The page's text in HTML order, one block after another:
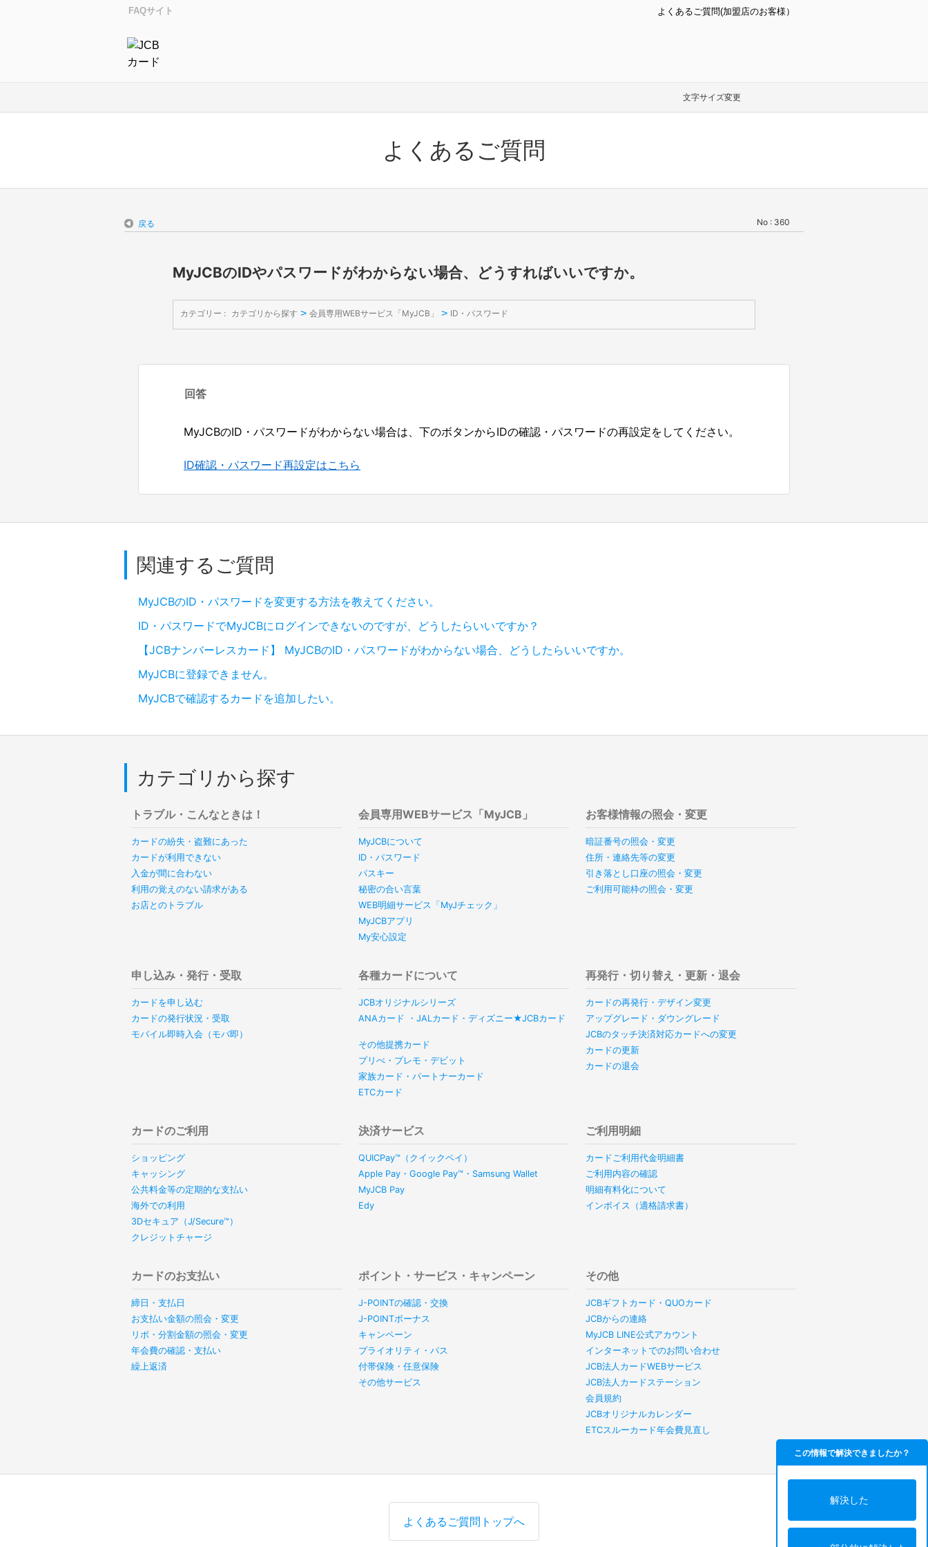
FAQサイト よくあるご質問(加盟店のお客様）
文字サイズ変更
よくあるご質問
戻る No : 360
MyJCBのIDやパスワードがわからない場合、どうすればいいですか。
カテゴリー : カテゴリから探す > 会員専用WEBサービス「MyJCB」 > ID・パスワード
回答
MyJCBのID・パスワードがわからない場合は、下のボタンからIDの確認・パスワードの再設定をしてください。
ID確認・パスワード再設定はこちら
関連するご質問
MyJCBのID・パスワードを変更する方法を教えてください。
ID・パスワードでMyJCBにログインできないのですが、どうしたらいいですか？
【JCBナンバーレスカード】 MyJCBのID・パスワードがわからない場合、どうしたらいいですか。
MyJCBに登録できません。
MyJCBで確認するカードを追加したい。
カテゴリから探す
トラブル・こんなときは！
カードの紛失・盗難にあった
カードが利用できない
入金が間に合わない
利用の覚えのない請求がある
お店とのトラブル
会員専用WEBサービス「MyJCB」
MyJCBについて
ID・パスワード
パスキー
秘密の合い言葉
WEB明細サービス「MyJチェック」
MyJCBアプリ
My安心設定
お客様情報の照会・変更
暗証番号の照会・変更
住所・連絡先等の変更
引き落とし口座の照会・変更
ご利用可能枠の照会・変更
申し込み・発行・受取
カードを申し込む
カードの発行状況・受取
モバイル即時入会（モバ即）
各種カードについて
JCBオリジナルシリーズ
ANAカード ・JALカード・ディズニー★JCBカード
その他提携カード
プリぺ・プレモ・デビット
家族カード・パートナーカード
ETCカード
再発行・切り替え・更新・退会
カードの再発行・デザイン変更
アップグレード・ダウングレード
JCBのタッチ決済対応カードへの変更
カードの更新
カードの退会
カードのご利用
ショッピング
キャッシング
公共料金等の定期的な支払い
海外での利用
3Dセキュア（J/Secure™）
クレジットチャージ
決済サービス
QUICPay™（クイックペイ）
Apple Pay・Google Pay™・Samsung Wallet
MyJCB Pay
Edy
ご利用明細
カードご利用代金明細書
ご利用内容の確認
明細有料化について
インボイス（適格請求書）
カードのお支払い
締日・支払日
お支払い金額の照会・変更
リボ・分割金額の照会・変更
年会費の確認・支払い
繰上返済
ポイント・サービス・キャンペーン
J-POINTの確認・交換
J-POINTボーナス
キャンペーン
プライオリティ・パス
付帯保険・任意保険
その他サービス
その他
JCBギフトカード・QUOカード
JCBからの連絡
MyJCB LINE公式アカウント
インターネットでのお問い合わせ
JCB法人カードWEBサービス
JCB法人カードステーション
会員規約
JCBオリジナルカレンダー
ETCスルーカード年会費見直し
よくあるご質問トップへ
この情報で解決できましたか？
解決した